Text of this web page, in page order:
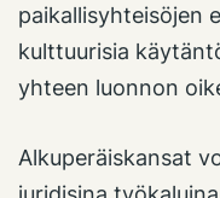
paikallisyhteisöjen
kulttuurisia
yhteen luonnon
Alkuperäiskansat